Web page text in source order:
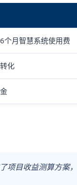
个月智慧系统使用费
化
项目收益测算方案